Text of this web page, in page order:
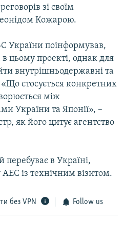
зі своїм
Кожарою.
України поінформував,
цьому проекті, однак для
внутрішньодержавні та
стосується конкретних
між
України та Японії», –
як його цитує агентство
перебуває в Україні,
із технічним візитом.
без VPN Follow us